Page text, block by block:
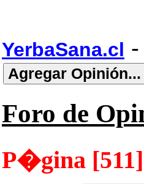
YerbaSana.cl -
Foro de
P�gina [511]